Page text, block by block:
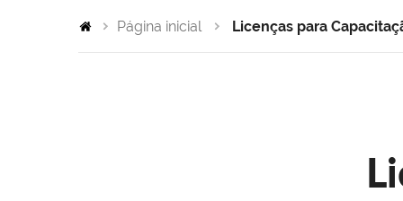
Página inicial Licenças para